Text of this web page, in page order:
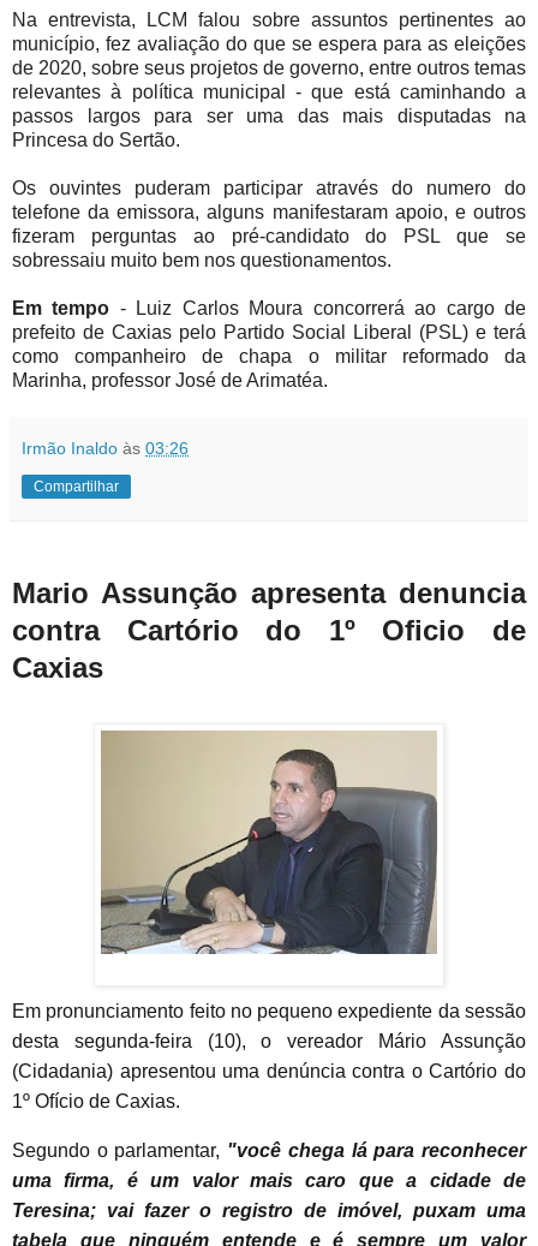
Na entrevista, LCM falou sobre assuntos pertinentes ao
município, fez avaliação do que se espera para as eleições
de 2020, sobre seus projetos de governo, entre outros temas
relevantes à política municipal - que está caminhando a
passos largos para ser uma das mais disputadas na
Princesa do Sertão.
Os ouvintes puderam participar através do numero do
telefone da emissora, alguns manifestaram apoio, e outros
fizeram perguntas ao pré-candidato do PSL que se
sobressaiu muito bem nos questionamentos.
Em tempo - Luiz Carlos Moura concorrerá ao cargo de
prefeito de Caxias pelo Partido Social Liberal (PSL) e terá
como companheiro de chapa o militar reformado da
Marinha, professor José de Arimatéa.
Irmão Inaldo às 03:26
Compartilhar
Mario Assunção apresenta denuncia
contra Cartório do 1º Oficio de
Caxias
Em pronunciamento feito no pequeno expediente da sessão
desta segunda-feira (10), o vereador Mário Assunção
(Cidadania) apresentou uma denúncia contra o Cartório do
1º Ofício de Caxias.
Segundo o parlamentar, "você chega lá para reconhecer
uma firma, é um valor mais caro que a cidade de
Teresina; vai fazer o registro de imóvel, puxam uma
tabela que ninguém entende e é sempre um valor